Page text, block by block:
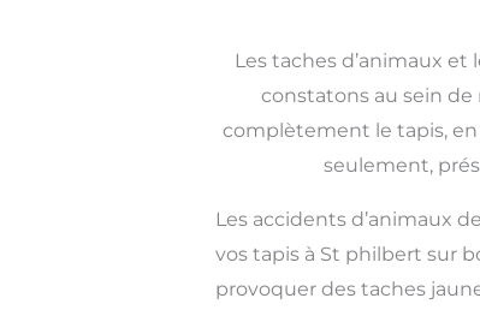
Les taches d’animaux
constatons au sein de
complètement le tapis, en
seulement,
Les accidents d’animaux
vos tapis à St philbert sur
provoquer des taches